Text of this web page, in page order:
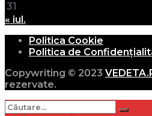
31
« iul.
Politica Cookie
Politica de
Copywriting © 2023
rezervate.